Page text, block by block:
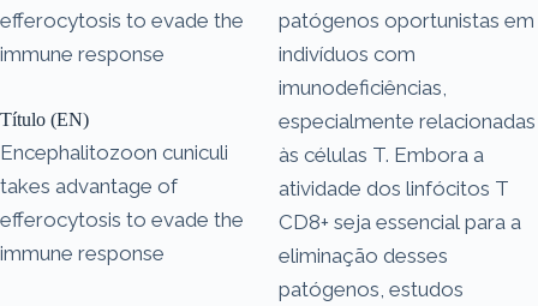
efferocytosis to evade the
immune response
Título (EN)
Encephalitozoon cuniculi
takes advantage of
efferocytosis to evade the
immune response
patógenos oportunistas em
indivíduos com
imunodeficiências,
especialmente relacionadas
às células T. Embora a
atividade dos linfócitos T
CD8+ seja essencial para a
eliminação desses
patógenos, estudos